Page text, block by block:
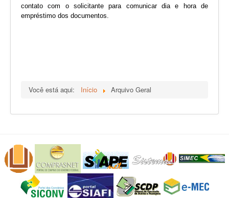
contato com o solicitante para comunicar dia e hora de
empréstimo dos documentos.
Você está aqui: Início Arquivo Geral